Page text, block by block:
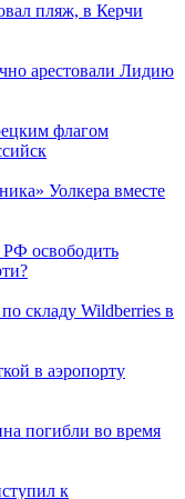
пляж, в Керчи
арестовали Лидию
флагом
Уолкера вместе
освободить
складу Wildberries в
в аэропорту
погибли во время
к